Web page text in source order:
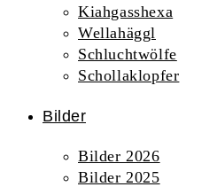
Kiahgasshexa
Wellahäggl
Schluchtwölfe
Schollaklopfer
Bilder
Bilder 2026
Bilder 2025